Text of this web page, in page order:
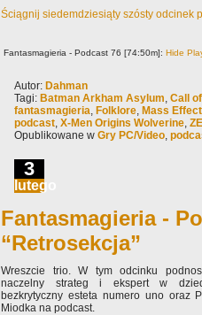
Ściągnij siedemdziesiąty szósty odcinek
Fantasmagieria - Podcast 76 [74:50m]: Hide
Autor: Dahman
Tagi: Batman Arkham Asylum, Call
fantasmagieria, Folklore, Mass
podcast, X-Men Origins Wolverine,
Opublikowane w Gry PC/Video,
3
lutego
Fantasmagieria -
“Retrosekcja”
Wreszcie trio. W tym odcinku
naczelny strateg i ekspert w
bezkrytyczny esteta numero uno oraz
Miodka na podcast.